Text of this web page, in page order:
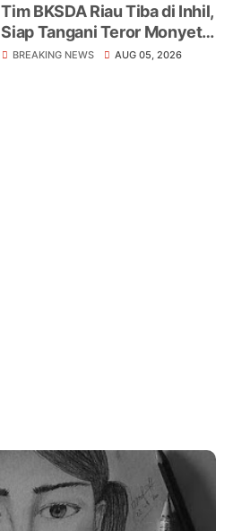
Tim BKSDA Riau Tiba di Inhil,
Siap Tangani Teror Monyet
Liar yang Telah Melukai 18
BREAKING NEWS AUG 05, 2026